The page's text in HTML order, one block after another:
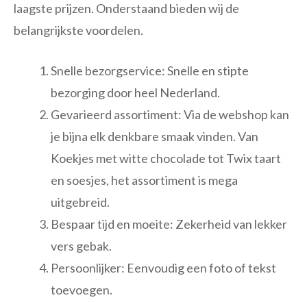
laagste prijzen. Onderstaand bieden wij de
belangrijkste voordelen.
Snelle bezorgservice: Snelle en stipte
bezorging door heel Nederland.
Gevarieerd assortiment: Via de webshop kan
je bijna elk denkbare smaak vinden. Van
Koekjes met witte chocolade tot Twix taart
en soesjes, het assortiment is mega
uitgebreid.
Bespaar tijd en moeite: Zekerheid van lekker
vers gebak.
Persoonlijker: Eenvoudig een foto of tekst
toevoegen.